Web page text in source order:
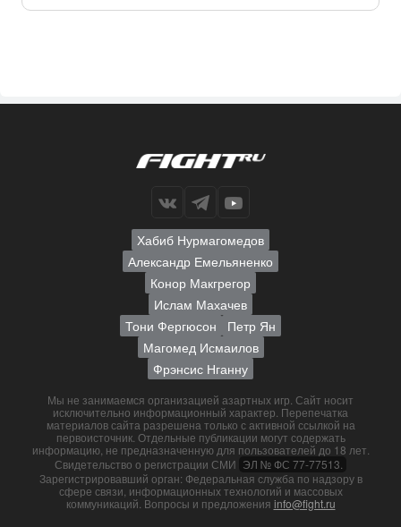
Хабиб Нурмагомедов
Александр Емельяненко
Конор Макгрегор
Ислам Махачев
Тони Фергюсон
Петр Ян
Магомед Исмаилов
Фрэнсис Нганну
Мы не занимаемся организацией азартных игр. Сайт носит
исключительно информационный характер. Перепечатка
материалов сайта разрешена только с активной ссылкой на
первоисточник. Отдельные публикации могут содержать
информацию, не предназначенную для пользователей до 18 лет.
Свидетельство о регистрации СМИ ЭЛ № ФС 77-77513.
Зарегистрировавший орган: Федеральная служба по надзору в
сфере связи, информационных технологий и массовых
коммуникаций. Вопросы и предложения info@fight.ru